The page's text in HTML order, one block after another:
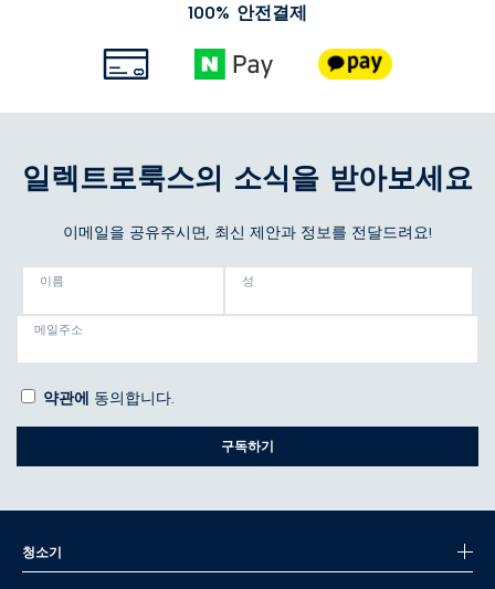
100% 안전결제
일렉트로룩스의 소식을 받아보세요
이메일을 공유주시면, 최신 제안과 정보를 전달드려요!
이름 성
메일주소
약관에 동의합니다.
구독하기
청소기